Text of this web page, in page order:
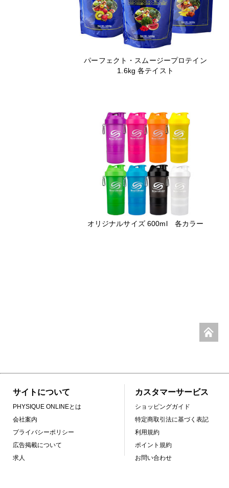
パーフェクト・スムージープロテイン
1.6kg 各テイスト
オリジナルサイズ 600ml 各カラー
サイトについて
PHYSIQUE ONLINEとは
会社案内
プライバシーポリシー
広告掲載について
求人
カスタマーサービス
ショッピングガイド
特定商取引法に基づく表記
利用規約
ポイント規約
お問い合わせ